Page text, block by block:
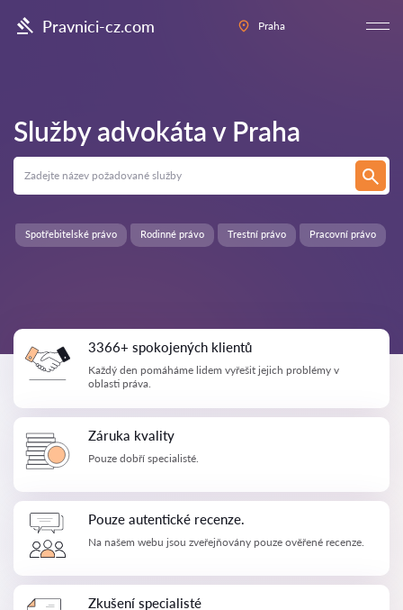
Pravnici-cz.com Praha
Služby advokáta v Praha
Pracovní právo
Spotřebitelské právo Rodinné právo Trestní právo
3366+ spokojených klientů
Každý den pomáháme lidem vyřešit jejich problémy v
oblasti práva.
Záruka kvality
Pouze dobří specialisté.
Pouze autentické recenze.
Na našem webu jsou zveřejňovány pouze ověřené recenze.
Zkušení specialisté